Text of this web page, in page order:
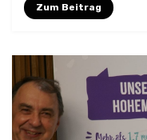
Zum Beitrag